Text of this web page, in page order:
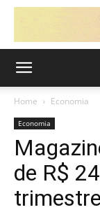
Home Economia
Economia
de R$
trimestre